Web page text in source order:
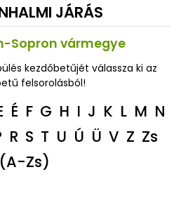
JÁRÁS
Sopron vármegye
kezdőbetűjét válassza ki az
felsorolásból!
É F G H I J K L M N
R S T U Ú Ü V Z Zs
(A-Zs)